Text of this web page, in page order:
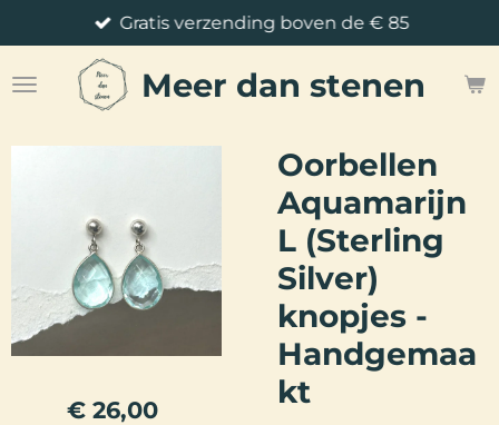
direct
naar
Meer dan stenen
Gratis verzending boven de € 85
Oorbellen
Aquamarijn
L (Sterling
Silver)
knopjes -
Handgemaa
kt
€ 26,00